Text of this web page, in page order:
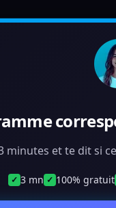
minutes et te dit si
✓ 3 mn ✓ 100% gratuit